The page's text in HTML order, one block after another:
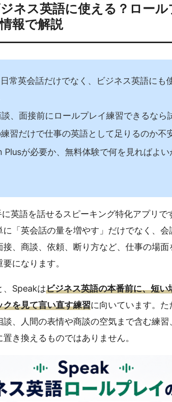
ネス英語に使える？ロール
報で解説
常英会話だけでなく、ビジネス英語にも
、面接前にロールプレイ練習できるなら
習だけで仕事の英語として足りるのか不
Plusが必要か、無料体験で何を見ればよい
英語を話せるスピーキング特化アプリで
「英会話の量を増やす」だけでなく、会
、商談、依頼、断り方など、仕事の場面
になります。
、Speakはビジネス英語の本番前に、短い
クを見て言い直す練習に向いています。
談、人間の表情や商談の空気まで含む練習
き換えるものではありません。